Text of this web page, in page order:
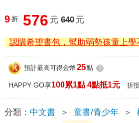
9 折 576 元 640 元
認購希望書包，幫助弱勢孩童上學
預計最高可得金幣 25點 ?
HAPPY GO享100累1點 4點抵1元 折
分類： 中文書 ＞ 童書/青少年 ＞